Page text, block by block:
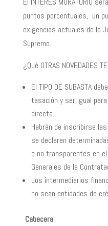
puntos porcentuales, un
exigencias actuales de la
Supremo.
¿Qué OTRAS NOVEDADES
El TIPO DE SUBASTA
tasación y ser igual
directa.
Habrán de inscribirse
se declaren
o no transparentes en
Generales de la
Los intermediarios
no sean entidades de
Cabecera